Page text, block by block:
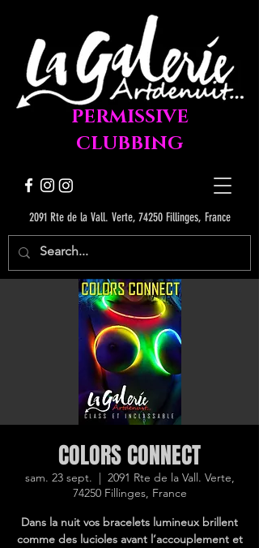
2091 Rte de la Vall. Verte, 74250 Fillinges, France
PERMISSIVE
CLUBBING
COLORS CONNECT
sam. 23 sept.
  |
2091 Rte de la Vall. Verte,
74250 Fillinges, France
Dans la nuit vos bracelets lumineux brillent
comme des lucioles avant l’accouplement et